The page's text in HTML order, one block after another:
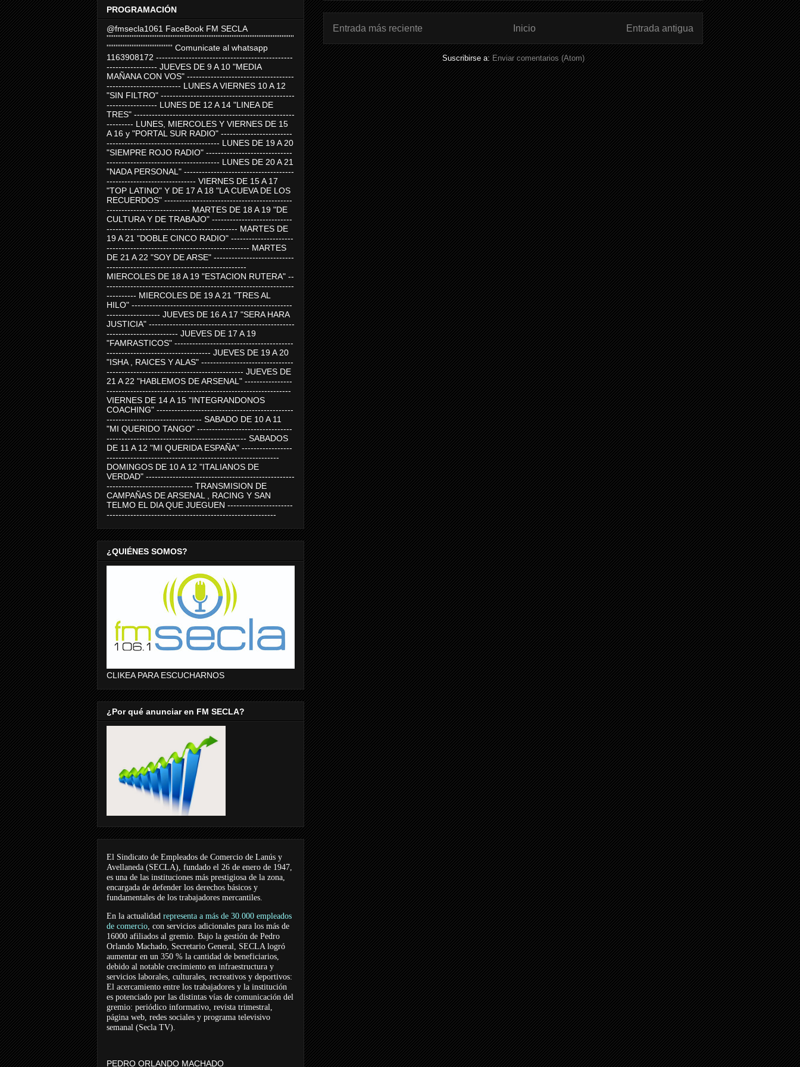
Entrada más reciente Entrada antigua
Inicio
Suscribirse a: Enviar comentarios (Atom)
PROGRAMACIÓN
@fmsecla1061 FaceBook FM SECLA
'''''''''''''''''''''''''''''''''''''''''''''''''''''''''''''''''''''''''''''''''''''''''''''''''''''''''
''''''''''''''''''''''''''''''''''''' Comunicate al whatsapp
1163908172 ----------------------------------------------
----------------- JUEVES DE 9 A 10 "MEDIA
MAÑANA CON VOS" ------------------------------------
------------------------- LUNES A VIERNES 10 A 12
"SIN FILTRO" ---------------------------------------------
----------------- LUNES DE 12 A 14 "LINEA DE
TRES" ------------------------------------------------------
--------- LUNES, MIERCOLES Y VIERNES DE 15
A 16 y "PORTAL SUR RADIO" ------------------------
-------------------------------------- LUNES DE 19 A 20
"SIEMPRE ROJO RADIO" -----------------------------
-------------------------------------- LUNES DE 20 A 21
"NADA PERSONAL" -------------------------------------
------------------------------ VIERNES DE 15 A 17
"TOP LATINO" Y DE 17 A 18 "LA CUEVA DE LOS
RECUERDOS" -------------------------------------------
---------------------------- MARTES DE 18 A 19 "DE
CULTURA Y DE TRABAJO" ---------------------------
-------------------------------------------- MARTES DE
19 A 21 "DOBLE CINCO RADIO" ---------------------
------------------------------------------------ MARTES
DE 21 A 22 "SOY DE ARSE" ---------------------------
-----------------------------------------------
MIERCOLES DE 18 A 19 "ESTACION RUTERA" --
---------------------------------------------------------------
---------- MIERCOLES DE 19 A 21 "TRES AL
HILO" ------------------------------------------------------
------------------ JUEVES DE 16 A 17 "SERA HARA
JUSTICIA" -------------------------------------------------
------------------------ JUEVES DE 17 A 19
"FAMRASTICOS" ----------------------------------------
----------------------------------- JUEVES DE 19 A 20
"ISHA , RAICES Y ALAS" -------------------------------
---------------------------------------------- JUEVES DE
21 A 22 "HABLEMOS DE ARSENAL" ----------------
--------------------------------------------------------------
VIERNES DE 14 A 15 "INTEGRANDONOS
COACHING" ----------------------------------------------
-------------------------------- SABADO DE 10 A 11
"MI QUERIDO TANGO" --------------------------------
----------------------------------------------- SABADOS
DE 11 A 12 "MI QUERIDA ESPAÑA" -----------------
----------------------------------------------------------
DOMINGOS DE 10 A 12 "ITALIANOS DE
VERDAD" --------------------------------------------------
----------------------------- TRANSMISION DE
CAMPAÑAS DE ARSENAL , RACING Y SAN
TELMO EL DIA QUE JUEGUEN ----------------------
---------------------------------------------------------
¿QUIÉNES SOMOS?
CLIKEA PARA ESCUCHARNOS
¿Por qué anunciar en FM SECLA?
El Sindicato de Empleados de Comercio de Lanús y
Avellaneda (SECLA), fundado el 26 de enero de 1947,
es una de las instituciones más prestigiosa de la zona,
encargada de defender los derechos básicos y
fundamentales de los trabajadores mercantiles.
En la actualidad representa a más de 30.000 empleados
de comercio, con servicios adicionales para los más de
16000 afiliados al gremio. Bajo la gestión de Pedro
Orlando Machado, Secretario General, SECLA logró
aumentar en un 350 % la cantidad de beneficiarios,
debido al notable crecimiento en infraestructura y
servicios laborales, culturales, recreativos y deportivos:
El acercamiento entre los trabajadores y la institución
es potenciado por las distintas vías de comunicación del
gremio: periódico informativo, revista trimestral,
página web, redes sociales y programa televisivo
semanal (Secla TV).
PEDRO ORLANDO MACHADO